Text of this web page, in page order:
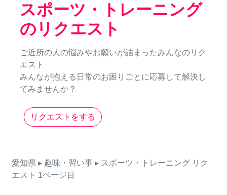
スポーツ・トレーニング
のリクエスト
ご近所の人の悩みやお願いが詰まったみんなのリク
エスト
みんなが抱える日常のお困りごとに応募して解決し
てみませんか？
リクエストをする
愛知県 ▸ 趣味・習い事 ▸ スポーツ・トレーニング リク
エスト 1ページ目